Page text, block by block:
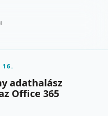
16.
adathalász
Office 365